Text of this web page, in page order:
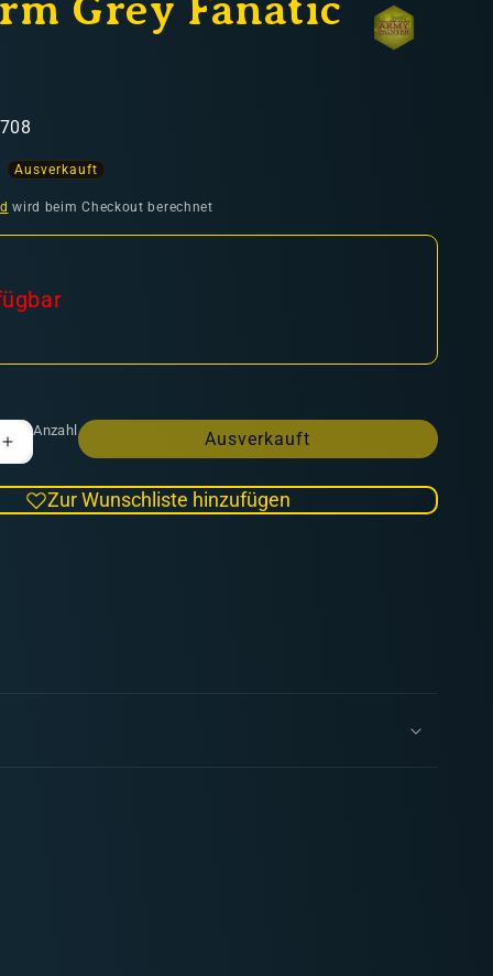
Ausverkauft
wird beim Checkout berechnet
Ausverkauft
Anzahl
Erhöhe
Menge
für
Zur Wunschliste hinzufügen